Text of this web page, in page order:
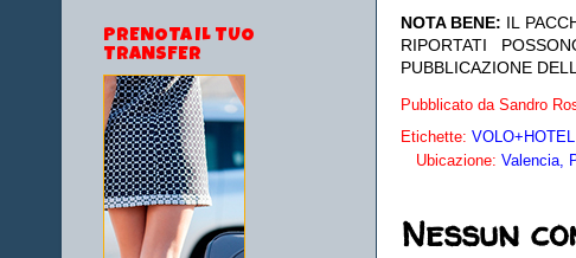
NOTA BENE: IL
RIPORTATI
PUBBLICAZIONE
Pubblicato da Sandro
Etichette:
Ubicazione: Valencia,
Nessun
PRENOTA IL TUO
TRANSFER